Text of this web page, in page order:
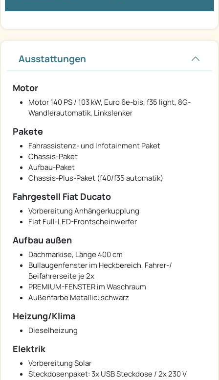
Ausstattungen
Motor
Motor 140 PS / 103 kW, Euro 6e-bis, f35 light, 8G-
Wandlerautomatik, Linkslenker
Pakete
Fahrassistenz- und Infotainment Paket
Chassis-Paket
Aufbau-Paket
Chassis-Plus-Paket (f40/f35 automatik)
Fahrgestell Fiat Ducato
Vorbereitung Anhängerkupplung
Fiat Full-LED-Frontscheinwerfer
Aufbau außen
Dachmarkise, Länge 400 cm
Bullaugenfenster im Heckbereich, Fahrer-/
Beifahrerseite je 2x
PREMIUM-FENSTER im Waschraum
Außenfarbe Metallic: schwarz
Heizung/Klima
Dieselheizung
Elektrik
Vorbereitung Solar
Steckdosenpaket: 3x USB Steckdose / 2x 230 V